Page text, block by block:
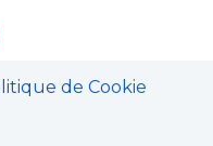
de Cookie